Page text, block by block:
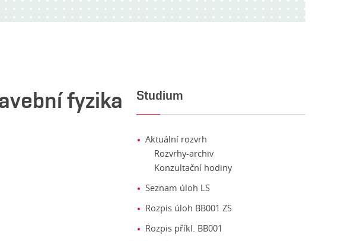
fyzika Studium
Aktuální rozvrh
Rozvrhy-archiv
Konzultační hodiny
Seznam úloh LS
Rozpis úloh BB001 ZS
Rozpis příkl. BB001